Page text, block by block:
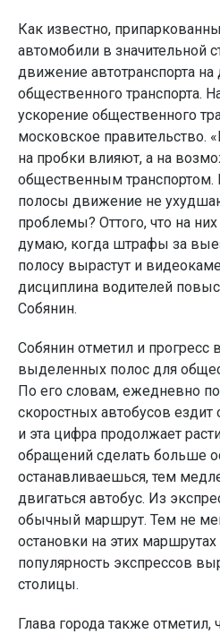
Как известно,
автомобили в значительной
движение автотранспорта на
общественного транспорта.
ускорение общественного
московское
на пробки влияют, а на
общественным транспортом.
полосы движение не
проблемы? Оттого, что на
думаю, когда штрафы за
полосу вырастут и
дисциплина водителей
Собянин.
Собянин отметил и прогресс
выделенных полос для
По его словам, ежедневно
скоростных автобусов
и эта цифра продолжает
обращений сделать больше
останавливаешься, тем
двигаться автобус. Из
обычный маршрут. Тем не
остановки на этих
популярность экспрессов
столицы.
Глава города также